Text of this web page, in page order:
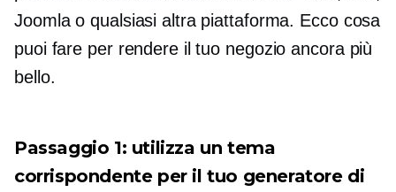
Joomla o qualsiasi altra piattaforma. Ecco cosa
puoi fare per rendere il tuo negozio ancora più
bello.
Passaggio 1: utilizza un tema
corrispondente per il tuo generatore di